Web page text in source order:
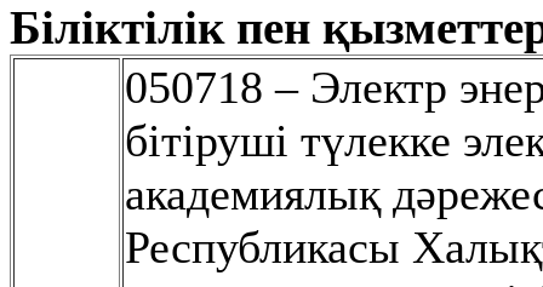
Біліктілік пен
050718 – Электр
бітіруші түлекке
академиялық
Республикасы